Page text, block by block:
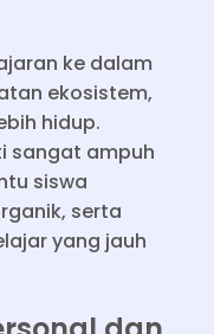
ke dalam
ekosistem,
hidup.
sangat ampuh
siswa
serta
yang jauh